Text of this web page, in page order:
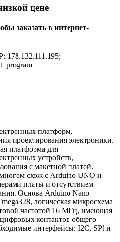
цене
заказать в интернет-
178.132.111.195;
платформ,
проектирования электроники.
платформа для
устройств,
с макетной платой.
схож с Arduino UNO и
платы и отсутствием
Основа Arduino Nano —
логическая микросхема
частотой 16 МГц, имеющая
контактов общего
интерфейсы: I2C, SPI и